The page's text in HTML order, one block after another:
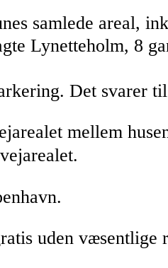
samlede areal,
Lynetteholm, 8
Det svarer
mellem
uden væsentlige